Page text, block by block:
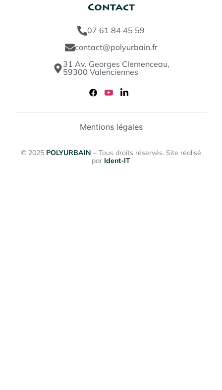
Contact
07 61 84 45 59
contact@polyurbain.fr
31 Av. Georges Clemenceau,
59300 Valenciennes
© 2025 POLYURBAIN – Tous droits réservés. Site réalisé
par Ident-IT
Mentions légales